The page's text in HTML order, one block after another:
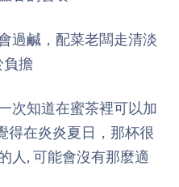
過鹹，配菜老闆走清淡
負擔
次知道在蜜茶裡可以加
得在炎炎夏日，那杯很
人, 可能會沒有那麼適